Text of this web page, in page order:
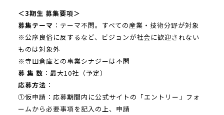
＜3期生 募集要項＞
募集テーマ ：テーマ不問。すべての産業・技術分野が対象
※公序良俗に反するなど、ビジョンが社会に歓迎されない
ものは対象外
※寺田倉庫との事業シナジーは不問
募 集 数 ：最大10社（予定）
応募方法 ：
①仮申請：応募期間内に公式サイトの「エントリー」フォ
ームから必要事項を記入の上、申請